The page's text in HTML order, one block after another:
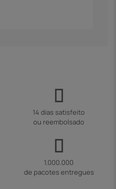
14 dias satisfeito
ou reembolsado
1.000.000
de pacotes entregues